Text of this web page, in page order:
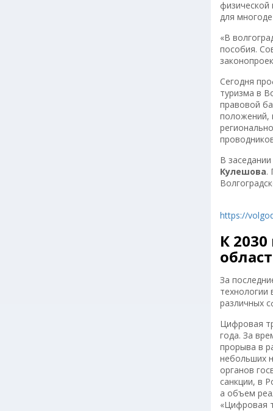
физической
для
«В
пособия.
Сегодня
туризма в
правовой
положений,
В
Кулешова.
https://
К
За
различных
Цифровая
года. За
прорыва в
небольших
органов
санкции, в
а объем
«Цифровая